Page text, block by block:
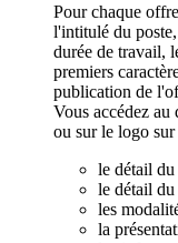
Pour chaque
l'intitulé du
durée de travail,
premiers
publication de
Vous accédez
ou sur le logo
le détail du
le détail
les
la